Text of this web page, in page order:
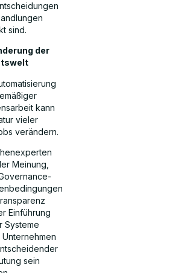
sind.
der
kann
vieler
verändern.
Meinung,
Einführung
Systeme
sein